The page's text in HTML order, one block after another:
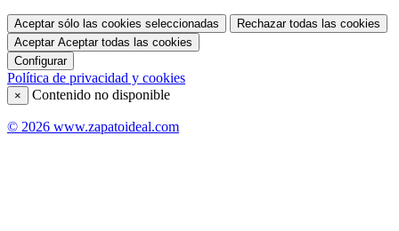
Aceptar sólo las cookies seleccionadas
Rechazar todas las cookies
Aceptar Aceptar todas las cookies
Configurar
Política de privacidad y cookies
× Contenido no disponible
© 2026 www.zapatoideal.com